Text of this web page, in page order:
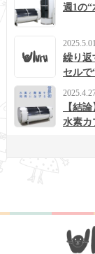
週1の“
2025.5.01
繰り返
セルで
【結
水素カ